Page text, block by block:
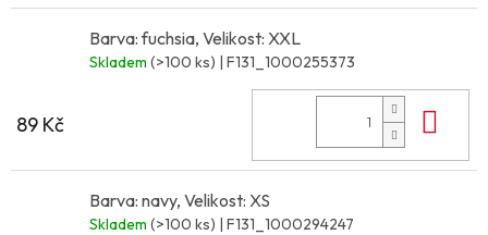
Barva: fuchsia, Velikost: XXL
Skladem (>100 ks) | F131_1000255373
89 Kč
Barva: navy, Velikost: XS
Skladem (>100 ks) | F131_1000294247